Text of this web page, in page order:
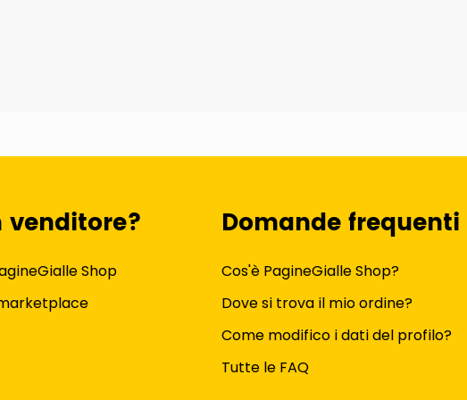
venditore?
Shop
Domande frequenti
Cos'è PagineGialle Shop?
Dove si trova il mio ordine?
Come modifico i dati del profilo?
Tutte le FAQ